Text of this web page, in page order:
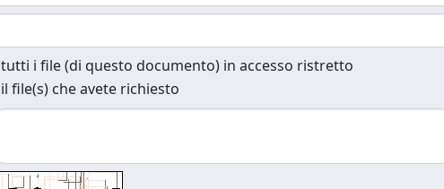
tutti i file (di questo documento) in accesso ristretto
il file(s) che avete richiesto